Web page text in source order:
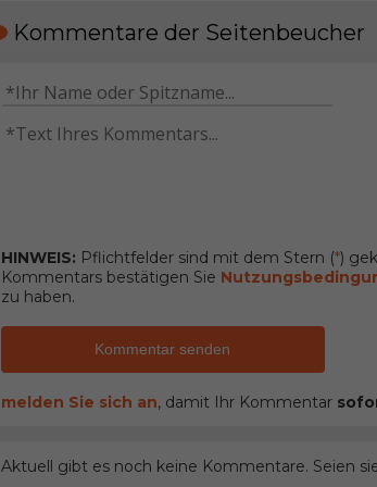
Kommentare der Seitenbeucher
HINWEIS: Pflichtfelder sind mit dem Stern (*)
Kommentars bestätigen Sie
zu haben.
Kommentar senden
melden Sie sich an, damit Ihr Kommentar
Aktuell gibt es noch keine Kommentare. Seien